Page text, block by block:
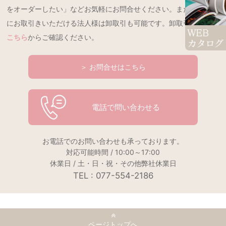
をオーダーしたい」などお気軽にお問合せください。また、継続的
にお取引きいただける法人様は卸取引も可能です。卸取引の詳細は
こちらからご確認ください。
＞ お問合せはこちら
電話で問い合わせる
お電話でのお問い合わせも承っております。
対応可能時間 / 10:00～17:00
休業日 / 土・日・祝・その他弊社休業日
TEL : 077-554-2186